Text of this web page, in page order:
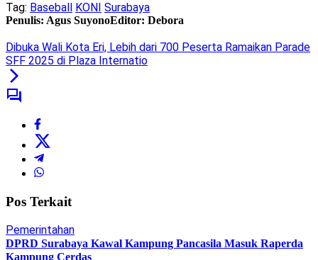
Tag: Baseball KONI Surabaya
Penulis: Agus SuyonoEditor: Debora
Dibuka Wali Kota Eri, Lebih dari 700 Peserta Ramaikan Parade
SFF 2025 di Plaza Internatio
Pos Terkait
Pemerintahan
DPRD Surabaya Kawal Kampung Pancasila Masuk Raperda
Kampung Cerdas